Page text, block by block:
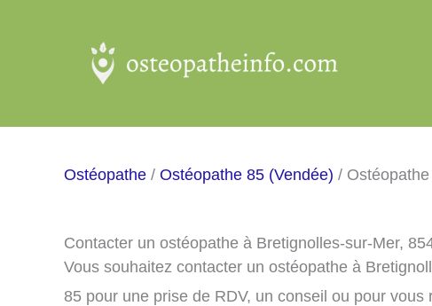
Ostéopathe / Ostéopathe 85 (Vendée) /
Contacter un ostéopathe à Bretignolles-sur-Mer,
Vous souhaitez contacter un ostéopathe à
85 pour une prise de RDV, un conseil ou pour